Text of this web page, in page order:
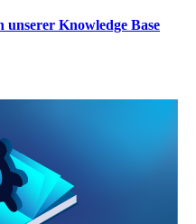
unserer Knowledge Base